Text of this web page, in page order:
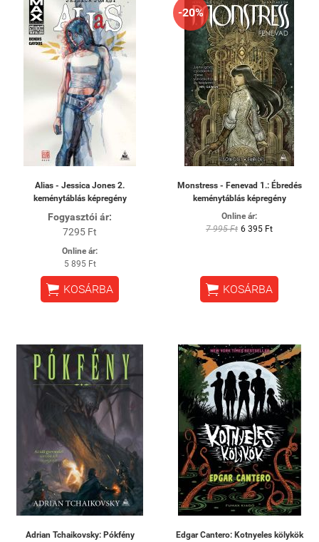
Alias - Jessica Jones 2.
keménytáblás képregény
Fogyasztói ár:
7295 Ft
Online ár:
5 895 Ft
 KOSÁRBA
-20%
Monstress - Fenevad 1.: Ébredés
keménytáblás képregény
Online ár:
7 995 Ft 6 395 Ft
 KOSÁRBA
Adrian Tchaikovsky: Pókfény
Edgar Cantero: Kotnyeles kölykök